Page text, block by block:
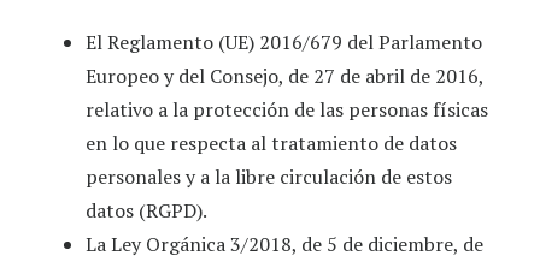
El Reglamento (UE) 2016/679 del Parlamento
Europeo y del Consejo, de 27 de abril de 2016,
relativo a la protección de las personas físicas
en lo que respecta al tratamiento de datos
personales y a la libre circulación de estos
datos (RGPD).
La Ley Orgánica 3/2018, de 5 de diciembre, de